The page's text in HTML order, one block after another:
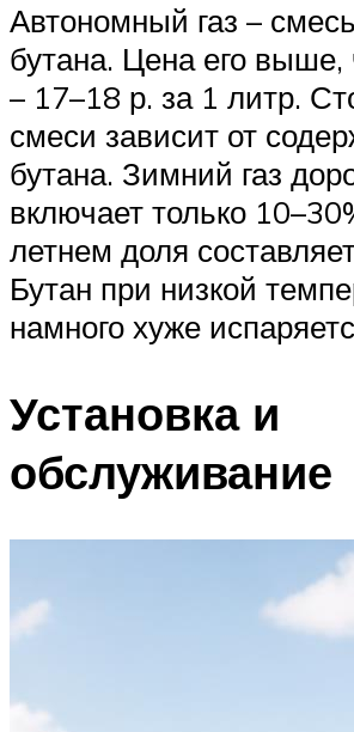
Автономный газ –
бутана. Цена его
– 17–18 р. за 1 литр.
смеси зависит от
бутана. Зимний газ
включает только
летнем доля
Бутан при низкой
намного хуже
Установка и
обслуживание